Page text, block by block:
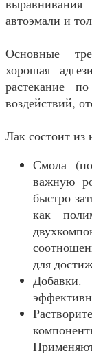
автоэмали и
Основные
хорошая
растекание
воздействий,
Лак состоит из
Смола
важную
быстро
как
для